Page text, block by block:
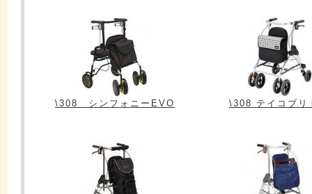
\308 シンフォニーEVO \308 テイコブリ